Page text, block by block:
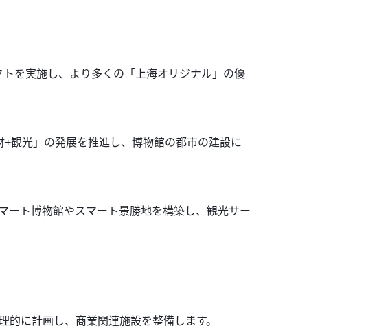
を実施し、より多くの「上海オリジナル」の優
観光」の発展を推進し、博物館の都市の建設に
ート博物館やスマート景勝地を構築し、観光サー
に計画し、商業関連施設を整備します。